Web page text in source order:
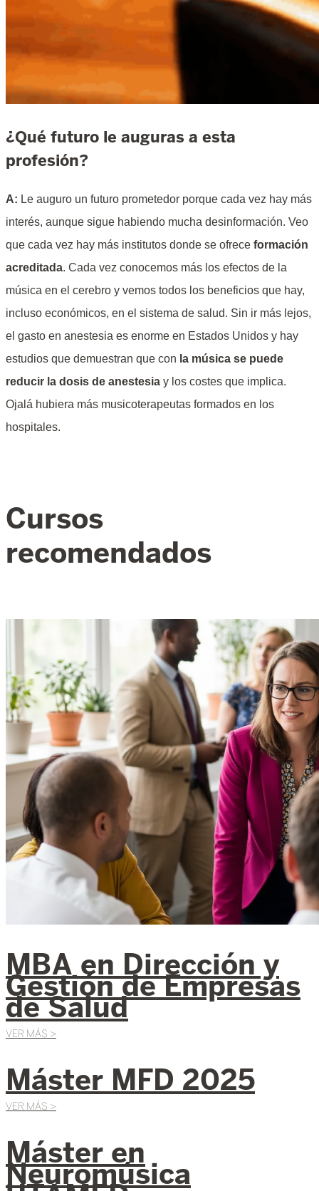
¿Qué futuro le auguras a esta
profesión?
A: Le auguro un futuro prometedor porque cada vez hay más
interés, aunque sigue habiendo mucha desinformación. Veo
que cada vez hay más institutos donde se ofrece formación
acreditada. Cada vez conocemos más los efectos de la
música en el cerebro y vemos todos los beneficios que hay,
incluso económicos, en el sistema de salud. Sin ir más lejos,
el gasto en anestesia es enorme en Estados Unidos y hay
estudios que demuestran que con la música se puede
reducir la dosis de anestesia y los costes que implica.
Ojalá hubiera más musicoterapeutas formados en los
hospitales.
Cursos
recomendados
MBA en Dirección y
Gestión de Empresas
de Salud
VER MÁS >
Máster MFD 2025
VER MÁS >
Máster en
Neuromúsica